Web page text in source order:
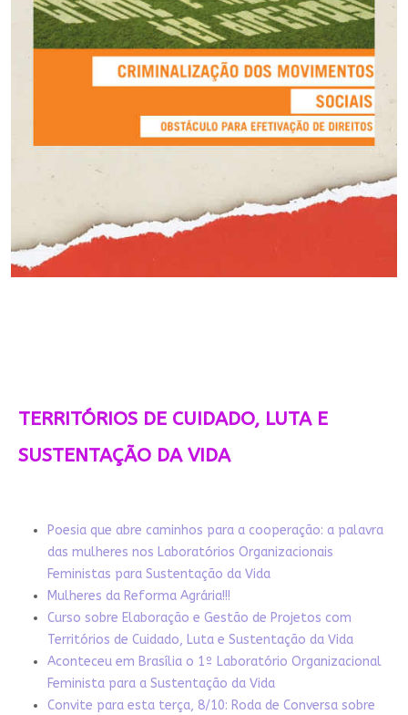
TERRITÓRIOS DE CUIDADO, LUTA E
SUSTENTAÇÃO DA VIDA
Poesia que abre caminhos para a cooperação: a palavra
das mulheres nos Laboratórios Organizacionais
Feministas para Sustentação da Vida
Mulheres da Reforma Agrária!!!
Curso sobre Elaboração e Gestão de Projetos com
Territórios de Cuidado, Luta e Sustentação da Vida
Aconteceu em Brasília o 1º Laboratório Organizacional
Feminista para a Sustentação da Vida
Convite para esta terça, 8/10: Roda de Conversa sobre